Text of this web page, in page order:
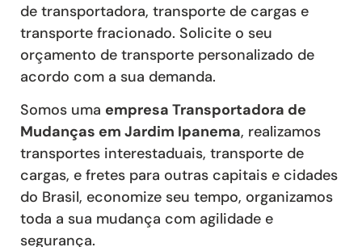
de transportadora, transporte de cargas e
transporte fracionado. Solicite o seu
orçamento de transporte personalizado de
acordo com a sua demanda.
Somos uma empresa Transportadora de
Mudanças em Jardim Ipanema, realizamos
transportes interestaduais, transporte de
cargas, e fretes para outras capitais e cidades
do Brasil, economize seu tempo, organizamos
toda a sua mudança com agilidade e
segurança.